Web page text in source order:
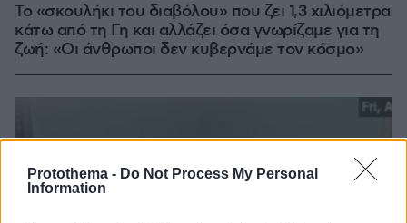
Protothema - Do Not Process My Personal
Information
Το «σκουλήκι του διαβόλου» που ζει 1,3 χιλιόμετρα
κάτω από τη Γη και αλλάζει όσα γνωρίζαμε για τη
ζωή: «Οι άνθρωποι δεν κυβερνάμε τον κόσμο»